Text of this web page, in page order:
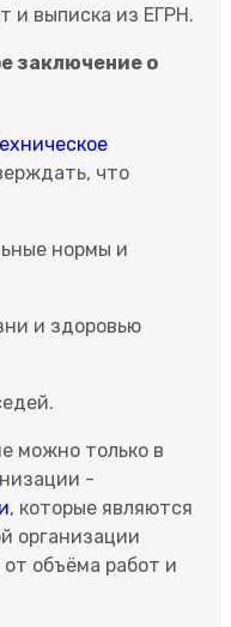
и выписка из ЕГРН.
заключение о
что
нормы и
и здоровью
можно только в
-
, которые являются
организации
объёма работ и